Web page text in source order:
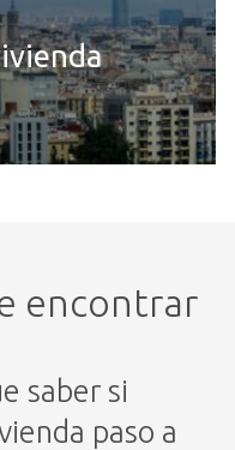
encontrar
saber si
paso a